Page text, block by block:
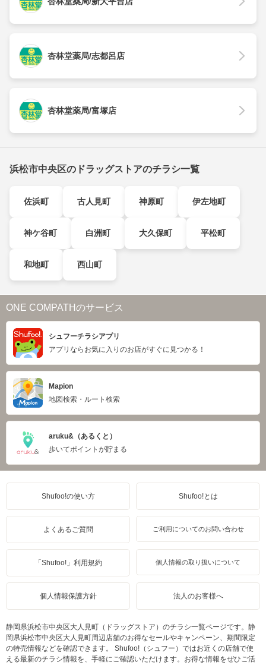
杏林堂薬局/志都呂店
杏林堂薬局/富塚店
浜松市中央区のドラッグストアのチラシ一覧
佐浜町 古人見町 神原町 伊左地町
神ケ谷町 白洲町 大久保町 平松町
和地町 西山町
ONE COMPATHのサービス
シュフーチラシアプリ
アプリならお気に入りのお店がすぐに見つかる！
Mapion
地図検索・ルート検索
aruku&（あるくと）
歩いてポイントが貯まる
Shufoo!の使い方 Shufoo!とは
よくあるご質問 ご利用についてのお問い合わせ
「Shufoo!」利用規約 個人情報の取り扱いについて
個人情報保護方針 法人のお客様へ
静岡県浜松市中央区大人見町（ドラッグストア）のチラシ一覧ページです。静
岡県浜松市中央区大人見町周辺店舗のお得なセールやキャンペーン、期間限定
の特売情報などを確認できます。 Shufoo!（シュフー）ではお近くの店舗で使
える最新のチラシ情報を、手軽にご確認いただけます。お得な情報をぜひご活